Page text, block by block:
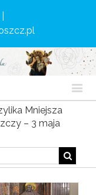
Mniejsza
– 3 maja